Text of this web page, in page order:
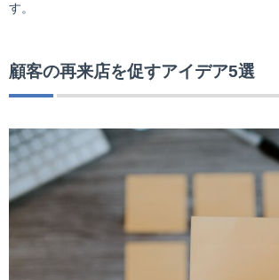
す。
顧客の再来店を促すアイデア5選